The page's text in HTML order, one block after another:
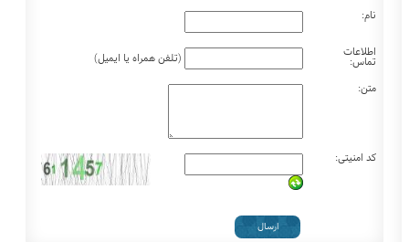
نام:
اطلاعات
تماس:
(تلفن همراه یا ایمیل)
متن:
کد امنیتی: